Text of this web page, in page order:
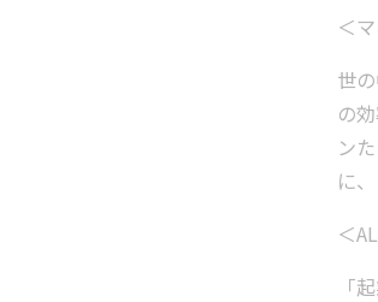
＜
世
の
ン
に
＜
「